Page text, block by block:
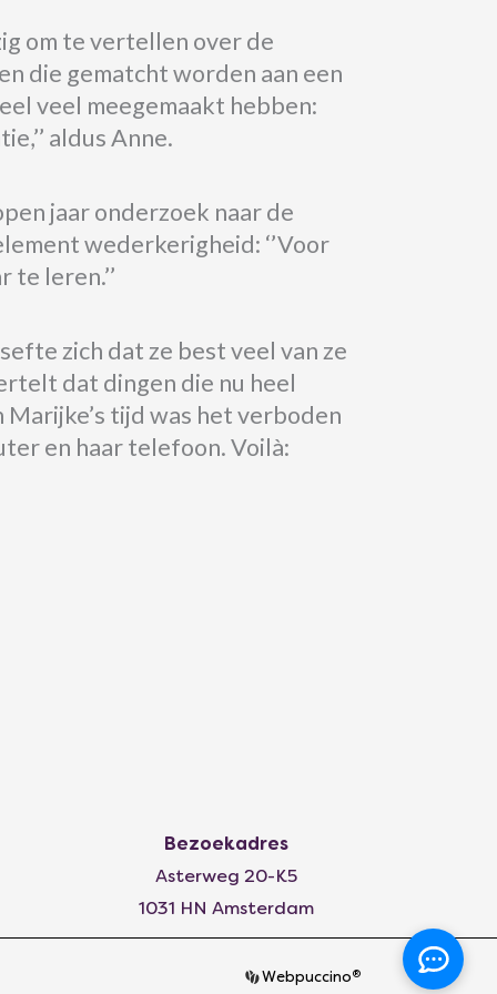
om te vertellen over de
die gematcht worden aan een
veel meegemaakt hebben:
aldus Anne.
jaar onderzoek naar de
wederkerigheid: ‘’Voor
leren.’’
zich dat ze best veel van ze
dat dingen die nu heel
tijd was het verboden
en haar telefoon. Voilà:
Bezoekadres
Asterweg 20-K5
1031 HN Amsterdam
Webpuccino ®